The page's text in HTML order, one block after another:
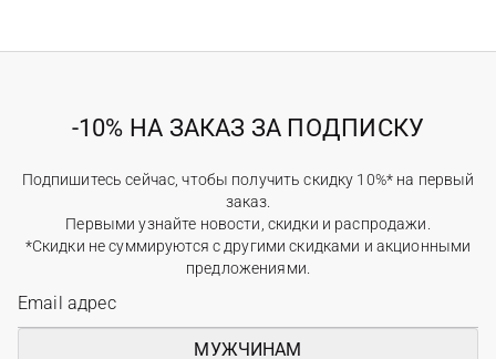
-10% НА ЗАКАЗ ЗА ПОДПИСКУ
Подпишитесь сейчас, чтобы получить скидку 10%* на первый
заказ.
Первыми узнайте новости, скидки и распродажи.
*Скидки не суммируются с другими скидками и акционными
предложениями.
МУЖЧИНАМ